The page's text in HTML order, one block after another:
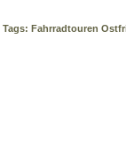
Tags: Fahrradtouren